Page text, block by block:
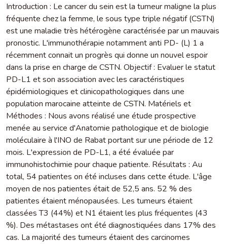
Introduction : Le cancer du sein est la tumeur maligne la plus
fréquente chez la femme, le sous type triple négatif (CSTN)
est une maladie très hétérogène caractérisée par un mauvais
pronostic. L'immunothérapie notamment anti PD- (L) 1 a
récemment connait un progrès qui donne un nouvel espoir
dans la prise en charge de CSTN. Objectif : Evaluer le statut
PD-L1 et son association avec les caractéristiques
épidémiologiques et clinicopathologiques dans une
population marocaine atteinte de CSTN. Matériels et
Méthodes : Nous avons réalisé une étude prospective
menée au service d'Anatomie pathologique et de biologie
moléculaire à l'INO de Rabat portant sur une période de 12
mois. L'expression de PD-L1, a été évaluée par
immunohistochimie pour chaque patiente. Résultats : Au
total, 54 patientes on été incluses dans cette étude. L'âge
moyen de nos patientes était de 52,5 ans. 52 % des
patientes étaient ménopausées. Les tumeurs étaient
classées T3 (44%) et N1 étaient les plus fréquentes (43
%). Des métastases ont été diagnostiquées dans 17% des
cas. La majorité des tumeurs étaient des carcinomes